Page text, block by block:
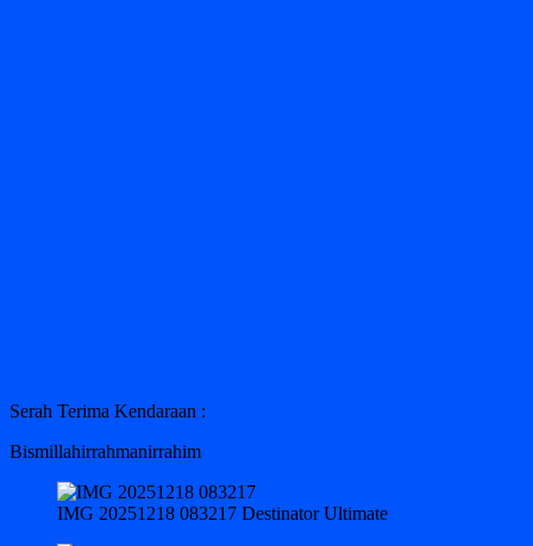
Serah Terima Kendaraan :
Bismillahirrahmanirrahim
IMG 20251218 083217 Destinator Ultimate